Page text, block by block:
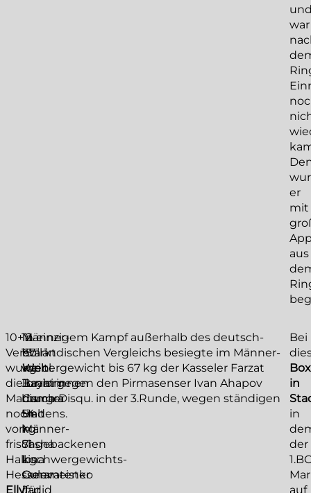
war
er
mit
aus
10+11.
Verstärkt
wurden
die
Marburger
noch
vom
frischgebackenen
Halbschwergewichts-
Hessenmeister
Elly
12-
15.:
weibl.
Juniorinnen
bis
54
kg:
Sasha
Lina
Gulevatenko
(für
Männer-
67
kg:
Ibrahim
Camara
und
Männer-
71
kg:
Omar
Jadid
In einzigem Kampf außerhalb des deutsch-
holländischen Vergleichs besiegte im Männer-
Weltergewicht bis 67 kg der Kasseler Farzat
Bayat gegen den Pirmasenser Ivan Ahapov
durch Disqu. in der 3.Runde, wegen ständigen
Haltens.
Bei
in
in
der
1.BC
auf